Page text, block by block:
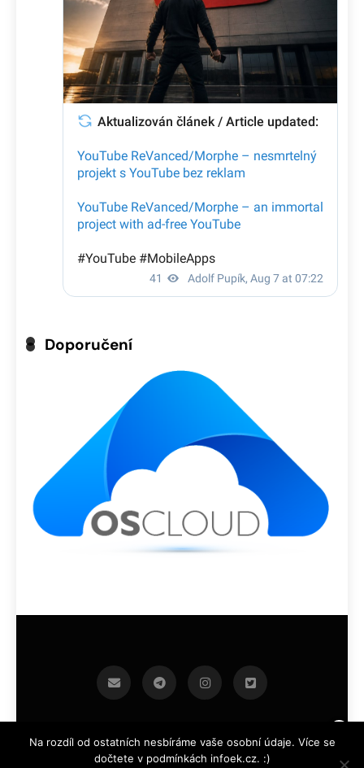
Doporučení
infoek.cz 2026.Developed By BlazeThemes .
Na rozdíl od ostatních nesbíráme vaše osobní údaje. Více se
dočtete v podmínkách infoek.cz. :)